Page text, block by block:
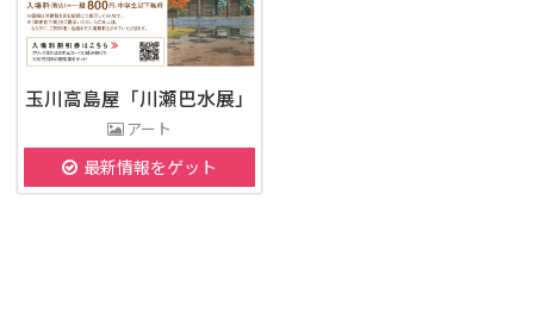
玉川高島屋「川瀬巴水展」
アート
最新情報をゲット